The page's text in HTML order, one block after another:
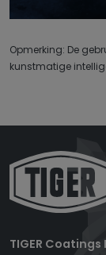
Opmerking: De
kunstmatige
TIGER